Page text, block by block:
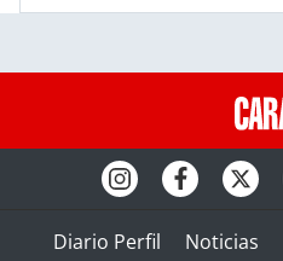
Diario Perfil Noticias